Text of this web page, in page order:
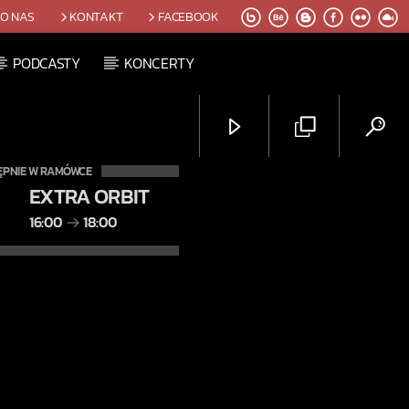
O NAS KONTAKT FACEBOOK
PODCASTY KONCERTY
W RAMÓWCE
EXTRA ORBIT
16:00 18:00